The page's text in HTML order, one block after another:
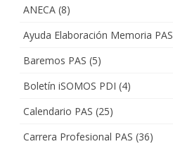
ANECA (8)
Ayuda Elaboración Memoria PAS
Baremos PAS (5)
Boletín iSOMOS PDI (4)
Calendario PAS (25)
Carrera Profesional PAS (36)